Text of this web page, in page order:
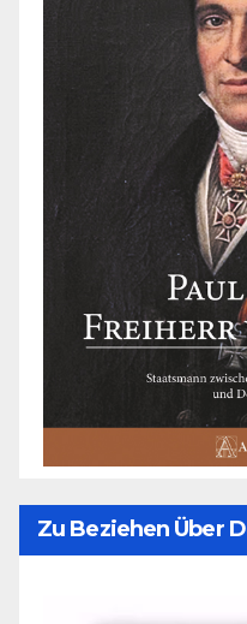
Zu Beziehen Über